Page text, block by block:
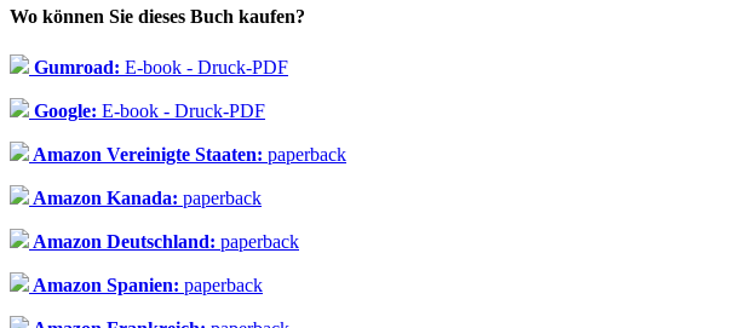
Wo können Sie dieses Buch kaufen?
Gumroad: E-book - Druck-PDF
Google: E-book - Druck-PDF
Amazon Vereinigte Staaten: paperback
Amazon Kanada: paperback
Amazon Deutschland: paperback
Amazon Spanien: paperback